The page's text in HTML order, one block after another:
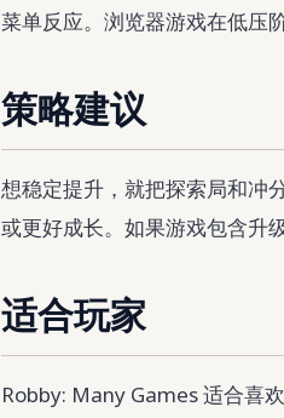
菜单反应。浏览器游戏在低压
策略建议
想稳定提升，就把探索局和冲
或更好成长。如果游戏包含升
适合玩家
Robby: Many Games 适合喜